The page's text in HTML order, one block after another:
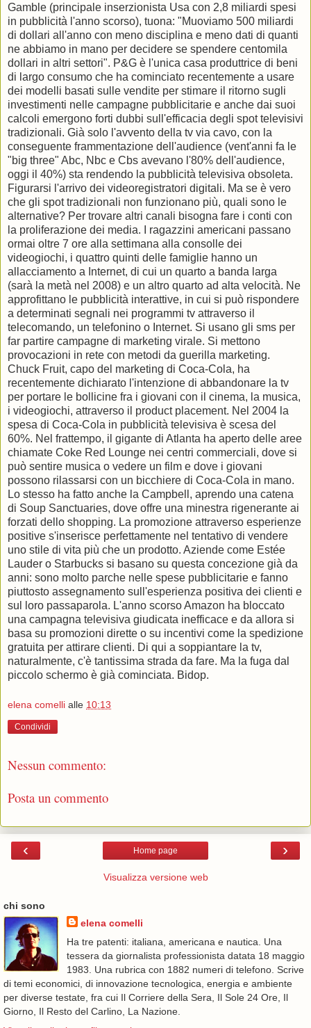
Gamble (principale inserzionista Usa con 2,8 miliardi spesi
in pubblicità l'anno scorso), tuona: "Muoviamo 500 miliardi
di dollari all'anno con meno disciplina e meno dati di quanti
ne abbiamo in mano per decidere se spendere centomila
dollari in altri settori". P&G è l'unica casa produttrice di beni
di largo consumo che ha cominciato recentemente a usare
dei modelli basati sulle vendite per stimare il ritorno sugli
investimenti nelle campagne pubblicitarie e anche dai suoi
calcoli emergono forti dubbi sull'efficacia degli spot televisivi
tradizionali. Già solo l'avvento della tv via cavo, con la
conseguente frammentazione dell'audience (vent'anni fa le
"big three" Abc, Nbc e Cbs avevano l'80% dell'audience,
oggi il 40%) sta rendendo la pubblicità televisiva obsoleta.
Figurarsi l'arrivo dei videoregistratori digitali. Ma se è vero
che gli spot tradizionali non funzionano più, quali sono le
alternative? Per trovare altri canali bisogna fare i conti con
la proliferazione dei media. I ragazzini americani passano
ormai oltre 7 ore alla settimana alla consolle dei
videogiochi, i quattro quinti delle famiglie hanno un
allacciamento a Internet, di cui un quarto a banda larga
(sarà la metà nel 2008) e un altro quarto ad alta velocità. Ne
approfittano le pubblicità interattive, in cui si può rispondere
a determinati segnali nei programmi tv attraverso il
telecomando, un telefonino o Internet. Si usano gli sms per
far partire campagne di marketing virale. Si mettono
provocazioni in rete con metodi da guerilla marketing.
Chuck Fruit, capo del marketing di Coca-Cola, ha
recentemente dichiarato l'intenzione di abbandonare la tv
per portare le bollicine fra i giovani con il cinema, la musica,
i videogiochi, attraverso il product placement. Nel 2004 la
spesa di Coca-Cola in pubblicità televisiva è scesa del
60%. Nel frattempo, il gigante di Atlanta ha aperto delle aree
chiamate Coke Red Lounge nei centri commerciali, dove si
può sentire musica o vedere un film e dove i giovani
possono rilassarsi con un bicchiere di Coca-Cola in mano.
Lo stesso ha fatto anche la Campbell, aprendo una catena
di Soup Sanctuaries, dove offre una minestra rigenerante ai
forzati dello shopping. La promozione attraverso esperienze
positive s'inserisce perfettamente nel tentativo di vendere
uno stile di vita più che un prodotto. Aziende come Estée
Lauder o Starbucks si basano su questa concezione già da
anni: sono molto parche nelle spese pubblicitarie e fanno
piuttosto assegnamento sull'esperienza positiva dei clienti e
sul loro passaparola. L'anno scorso Amazon ha bloccato
una campagna televisiva giudicata inefficace e da allora si
basa su promozioni dirette o su incentivi come la spedizione
gratuita per attirare clienti. Di qui a soppiantare la tv,
naturalmente, c'è tantissima strada da fare. Ma la fuga dal
piccolo schermo è già cominciata. Bidop.
elena comelli alle 10:13
Condividi
Nessun commento:
Posta un commento
‹ ›
Home page
Visualizza versione web
chi sono
elena comelli
Ha tre patenti: italiana, americana e nautica. Una
tessera da giornalista professionista datata 18 maggio
1983. Una rubrica con 1882 numeri di telefono. Scrive
di temi economici, di innovazione tecnologica, energia e ambiente
per diverse testate, fra cui Il Corriere della Sera, Il Sole 24 Ore, Il
Giorno, Il Resto del Carlino, La Nazione.